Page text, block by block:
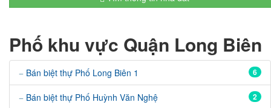
Phố khu vực Quận Long Biên
6
Bán biệt thự Phố Long Biên 1
2
Bán biệt thự Phố Huỳnh Văn Nghệ